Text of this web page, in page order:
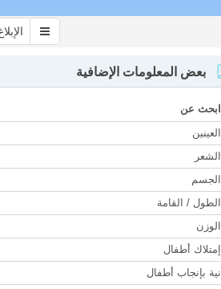
بعض المعلومات الإضافية
ابحث عن
العينين
الشعر
الجسم
الطول / القامة
الوزن
إمتلاك أطفال
نية بإنجاب أطفال